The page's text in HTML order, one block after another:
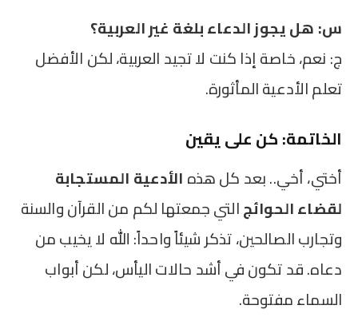
س: هل يجوز الدعاء بلغة غير العربية؟
ج: نعم، خاصة إذا كنت لا تجيد العربية، لكن الأفضل
تعلم الأدعية المأثورة.
الخاتمة: كن على يقين
أختي، أخي.. بعد كل هذهالأدعية المستجابة
لقضاء الحوائجالتي جمعتها لكم من القرآن والسنة
وتجارب الصالحين، تذكر شيئاً واحداً: الله لا يخيب من
دعاه. قد تكون في أشد حالات اليأس، لكن أبواب
السماء مفتوحة.